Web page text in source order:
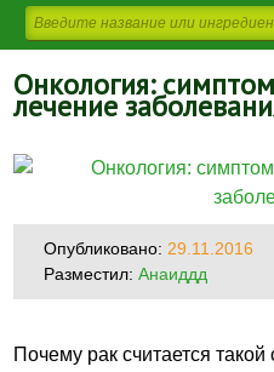
Онкология:
лечение
Опубликовано:29.11.2016
Разместил:Анаиддд
Почему рак считается